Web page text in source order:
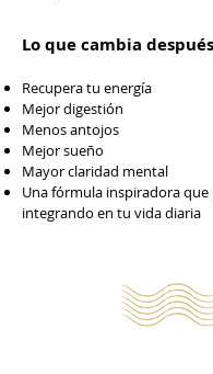
Lo que cambia
Recupera tu energía
Mejor digestión
Menos antojos
Mejor sueño
Mayor claridad mental
Una fórmula inspiradora que
integrando en tu vida diaria